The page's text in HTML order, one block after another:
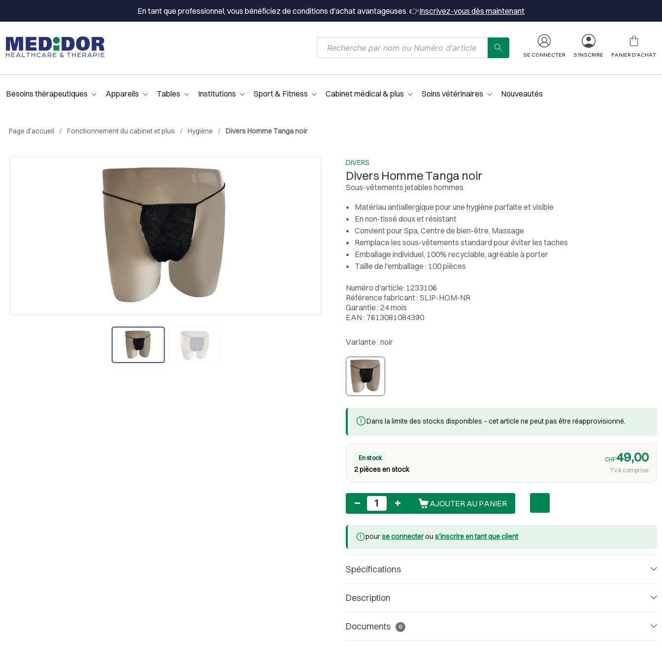
En tant que professionnel, vous bénéficiez de conditions d'achat avantageuses. 👉Inscrivez-vous dès maintenant
SE CONNECTER S'INSCRIRE PANIER D'ACHAT
Besoins thérapeutiques Appareils Tables Institutions Sport & Fitness Cabinet médical & plus Soins vétérinaires Nouveautés
Page d'accueil Fonctionnement du cabinet et plus Hygiène Divers Homme Tanga noir
DIVERS
Divers Homme Tanga noir
Sous-vêtements jetables hommes
Matériau antiallergique pour une hygiène parfaite et visible
En non-tissé doux et résistant
Convient pour Spa, Centre de bien-être, Massage
Remplace les sous-vêtements standard pour éviter les taches
Emballage individuel, 100% recyclable, agréable à porter
Taille de l'emballage : 100 pièces
Numéro d'article: 1233106
Référence fabricant : SLIP-HOM-NR
Garantie : 24 mois
EAN : 7613081084390
Variante : noir
Dans la limite des stocks disponibles – cet article ne peut pas être réapprovisionné.
En stock
2 pièces en stock
CHF49,00
TVA comprise
Nombre
AJOUTER AU PANIER
pourse connecterou s'inscrire en tant que client
Spécifications
Description
Documents 0